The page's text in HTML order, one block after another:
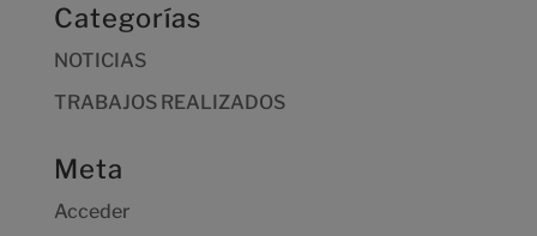
Categorías
NOTICIAS
TRABAJOS REALIZADOS
Meta
Acceder